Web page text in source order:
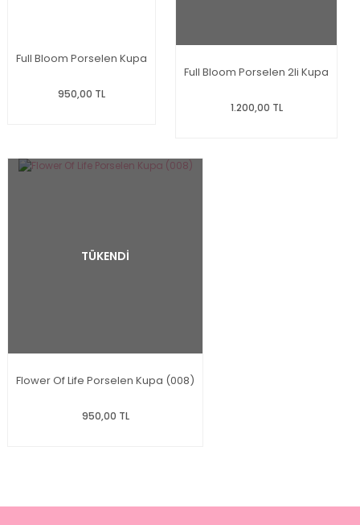
Full Bloom Porselen Kupa
950,00 TL
Full Bloom Porselen 2li Kupa
1.200,00 TL
TÜKENDİ
Flower Of Life Porselen Kupa (008)
950,00 TL